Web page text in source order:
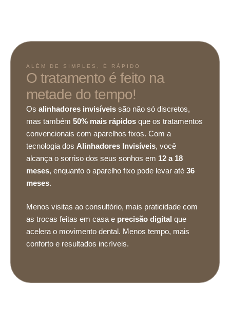
ALÉM DE SIMPLES, É RÁPIDO
O tratamento é feito na
metade do tempo!
Os alinhadores invisíveis são não só discretos,
mas também 50% mais rápidos que os tratamentos
convencionais com aparelhos fixos. Com a
tecnologia dos Alinhadores Invisíveis, você
alcança o sorriso dos seus sonhos em 12 a 18
meses, enquanto o aparelho fixo pode levar até 36
meses.
Menos visitas ao consultório, mais praticidade com
as trocas feitas em casa e precisão digital que
acelera o movimento dental. Menos tempo, mais
conforto e resultados incríveis.